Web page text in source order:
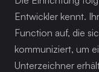
Entwickler kennt.
Function auf, die
kommuniziert, um
Unterzeichner